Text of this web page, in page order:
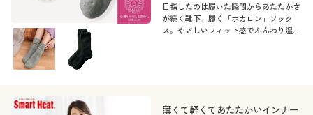
目指したのは履いた瞬間からあたたかさ
が続く靴下。履く「ホカロン」ソック
ス。やさしいフィット感でふんわり温め
薄くて軽くてあたたかいインナー